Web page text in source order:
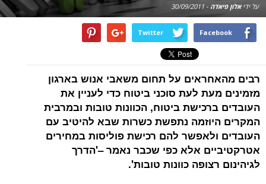
על ידיאלון פיאדה -
30/09/2011
Facebook
Twitter
רבים מהאחראים על תחום משאבי אנוש בארגון
מזמינים מעת לעת סוכני ביטוח כדי לעניין את
העובדים ברכישת ביטוח, הכוונות טובות ובמרבית
המקרים היוזמה נתפשת כשרות שבא להיטיב עם
העובדים ולאפשר להם רכישת פוליסות במחירים
אטרקטיביים אלא כפי שכבר נאמר –'הדרך
לגיהינום רצופה כוונות טובות'.